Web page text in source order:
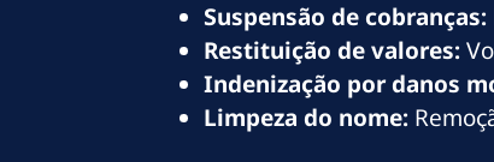
Suspensão de cobranças:
Restituição de valores:
Indenização por danos
Limpeza do nome: